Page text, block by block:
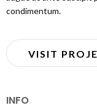
condimentum.
VISIT
INFO